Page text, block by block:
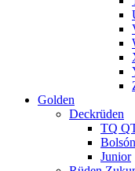
Golden
Deckrüden
TQ
Bolsón
Junior